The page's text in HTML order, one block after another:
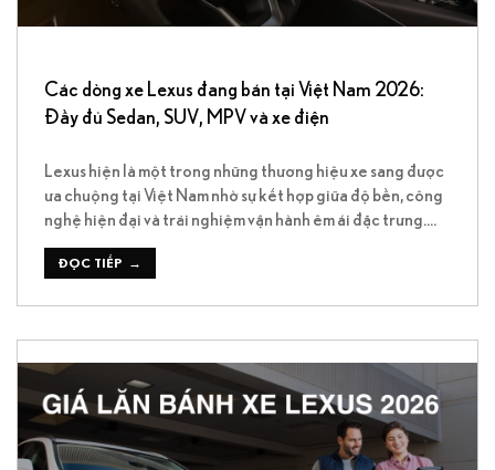
Các dòng xe Lexus đang bán tại Việt Nam 2026:
Đầy đủ Sedan, SUV, MPV và xe điện
Lexus hiện là một trong những thương hiệu xe sang được
ưa chuộng tại Việt Nam nhờ sự kết hợp giữa độ bền, công
nghệ hiện đại và trải nghiệm vận hành êm ái đặc trưng.
Năm 2026, Lexus phân phối đa dạng sản phẩm từ sedan,
SUV đến MPV hạng sang cùng nhiều phiên […]
ĐỌC TIẾP